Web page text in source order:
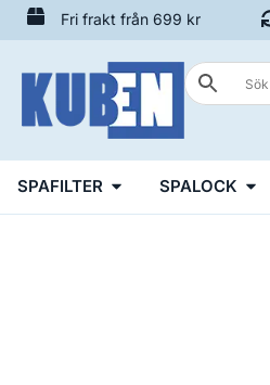
Fri frakt från 699 kr
SPAFILTER SPALOCK